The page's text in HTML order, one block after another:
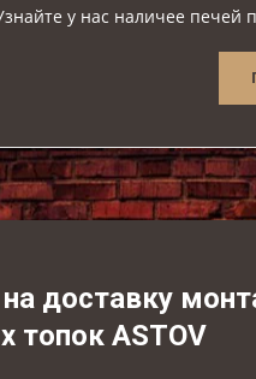
у нас наличее
доставку
топок ASTOV